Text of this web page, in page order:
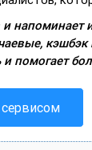
напоминает
помогает